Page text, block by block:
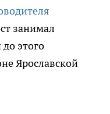
занимал
этого
Ярославской